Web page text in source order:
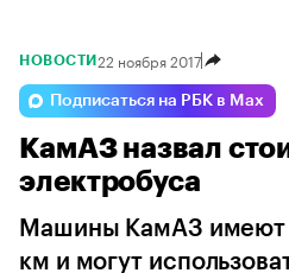
Volga Jaecoo
Haval Lada
НОВОСТИ 22 ноября 2017
Подписаться на РБК в Max
КамАЗ назвал
электробуса
Машины КамАЗ имеют
км и могут